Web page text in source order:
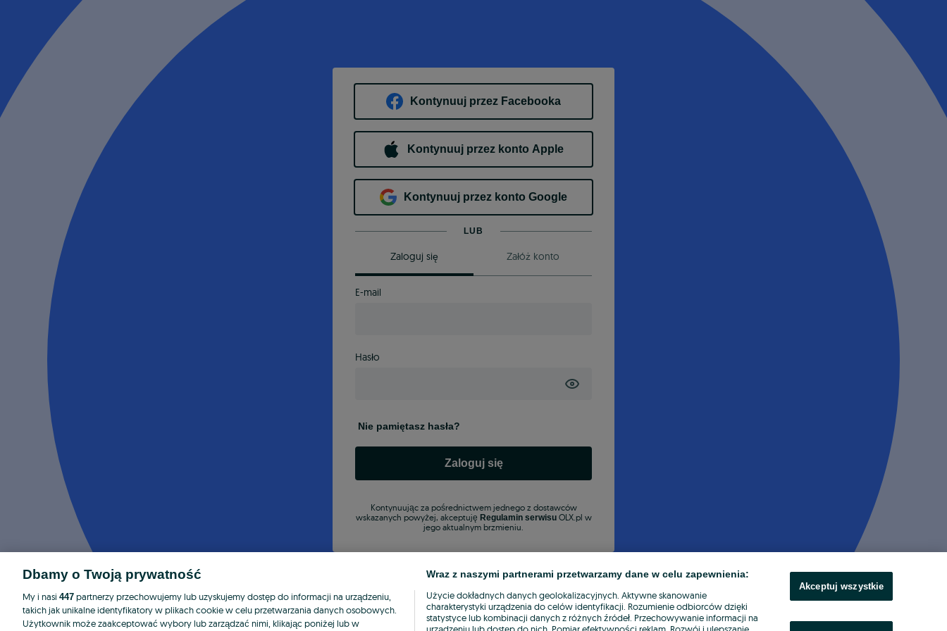
Kontynuuj przez Facebooka
Kontynuuj przez konto Apple
Kontynuuj przez konto Google
LUB
Zaloguj się Załóż konto
E-mail
Hasło
Nie pamiętasz hasła?
Zaloguj się
Kontynuując za pośrednictwem jednego z dostawców
wskazanych powyżej, akceptuję Regulamin serwisuOLX.pl w
jego aktualnym brzmieniu.
Dbamy o Twoją prywatność
My i nasi 447 partnerzy przechowujemy lub uzyskujemy dostęp do informacji na urządzeniu,
takich jak unikalne identyfikatory w plikach cookie w celu przetwarzania danych osobowych.
Użytkownik może zaakceptować wybory lub zarządzać nimi, klikając poniżej lub w
Wraz z naszymi partnerami przetwarzamy dane w celu zapewnienia:
Użycie dokładnych danych geolokalizacyjnych. Aktywne skanowanie
charakterystyki urządzenia do celów identyfikacji. Rozumienie odbiorców dzięki
statystyce lub kombinacji danych z różnych źródeł. Przechowywanie informacji na
Akceptuj wszystkie